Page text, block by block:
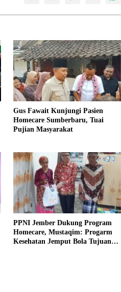
Gus Fawait Kunjungi Pasien
Homecare Sumberbaru, Tuai
Pujian Masyarakat
PPNI Jember Dukung Program
Homecare, Mustaqim: Progarm
Kesehatan Jemput Bola Tujuan